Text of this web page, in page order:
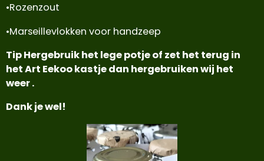
•Rozenzout
•Marseillevlokken voor handzeep
Tip Hergebruik het lege potje of zet het terug in
het Art Eekoo kastje dan hergebruiken wij het
weer .
Dank je wel!